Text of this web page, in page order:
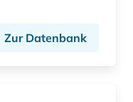
Zur Datenbank